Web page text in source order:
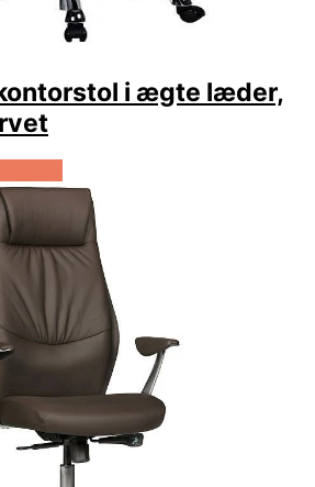
i ægte læder,